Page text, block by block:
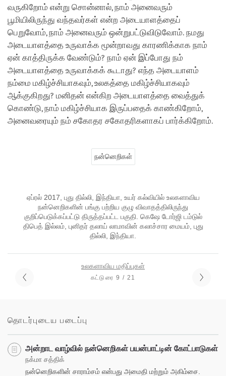
வருகிறோம் என்று சொன்னால், நாம் அனைவரும்
பூமியிலிருந்து வந்தவர்கள் என்ற அடையாளத்தைப்
பெறுவோம், நாம் அனைவரும் ஒன்றுபட்டுவிடுவோம். நமது
அடையாளத்தை உருவாக்க மூன்றாவது காரணிக்காக நாம்
ஏன் காத்திருக்க வேண்டும்? நாம் ஏன் இப்போது நம்
அடையாளத்தை உருவாக்கக் கூடாது? எந்த அடையாளம்
நம்மை மகிழ்ச்சியாகவும், உலகத்தை மகிழ்ச்சியாகவும்
ஆக்குகிறது? மனிதன் என்கிற அடையாளத்தை வைத்துக்
கொண்டு, நாம் மகிழ்ச்சியாக இருப்பதைக் காண்கிறோம்,
அனைவரையும் நம் சகோதர சகோதரிகளாகப் பார்க்கிறோம்.
நன்னெறிகள்
ஏப்ரல் 2017, புது தில்லி, இந்தியா, உயர் கல்வியில் உலகளாவிய
நன்னெறிகளின் பங்கு பற்றிய குழு விவாதத்திலிருந்து
குறிப்பெடுக்கப்பட்டு திருத்தப்பட்ட பகுதி. கெஷே டோர்ஜி டம்டுல்
திபெத் இல்லம், புனிதர் தலாய் லாமாவின் கலாச்சார மையம், புது
தில்லி, இந்தியா.
உலகளாவிய மதிப்புகள்
கட்டுரை 9 / 21
தொடர்புடைய படைப்பு
அன்றாட வாழ்வில் நன்னெறிகள் பயன்பாட்டின் கோட்பாடுகள்
நக்மா சத்திக்
நன்னெறிகளின் சாராம்சம் என்பது அமைதி மற்றும் அகிம்சை.